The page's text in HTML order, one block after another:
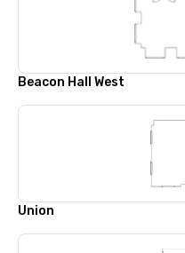
Beacon Hall West
Union